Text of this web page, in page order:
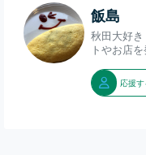
飯島
秋田大好
トやお店
応援す